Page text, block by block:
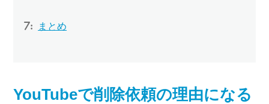
まとめ
YouTubeで削除依頼の理由になる